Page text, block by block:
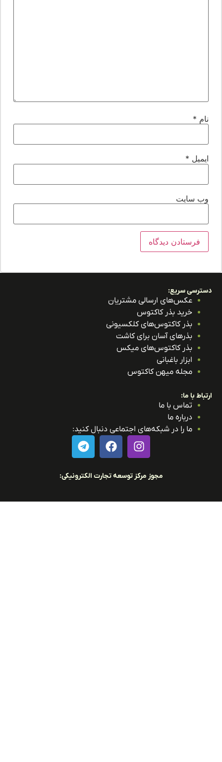
*
سایت
سریع:
عکس‌های ارسالی مشتریان
خرید بذر کاکتوس
بذر کاکتوس‌های کلکسیونی
بذرهای آسان برای کاشت
بذر کاکتوس‌های میکس
ابزار باغبانی
مجله میهن کاکتوس
با ما:
تماس با ما
درباره ما
ما را در شبکه‌های اجتماعی دنبال کنید:
مجوز مرکز توسعه تجارت الکترونیکی: